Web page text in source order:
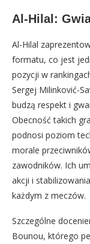
Al-Hilal:
Al-Hilal
formatu, co jest
pozycji w
Sergej Milinković-
budzą respekt i
Obecność takich
podnosi poziom
morale
zawodników. Ich
akcji i
każdym z meczów.
Szczególne
Bounou, którego